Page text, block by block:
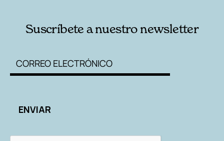
Suscríbete a nuestro newsletter